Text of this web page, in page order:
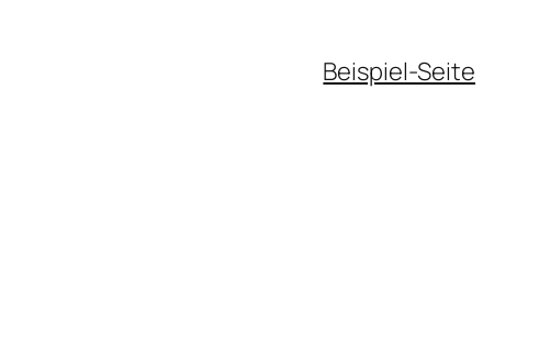
Beispiel-Seite